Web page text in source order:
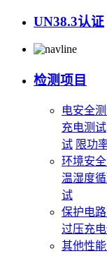
UN38.3认证
检测项目
电安全
充电测试
试 限功
环境安
温湿度
试
保护电
过压充
其他性